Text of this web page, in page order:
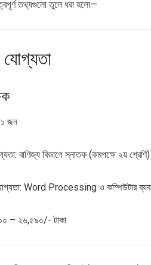
তথ্যগুলো তুলে ধরা হলো—
জন
বাণিজ্য বিভাগে স্নাতক (কমপক্ষে ২য় শ্রেণি)
Word Processing ও কম্পিউটার
– ২৬,৫৯০/- টাকা